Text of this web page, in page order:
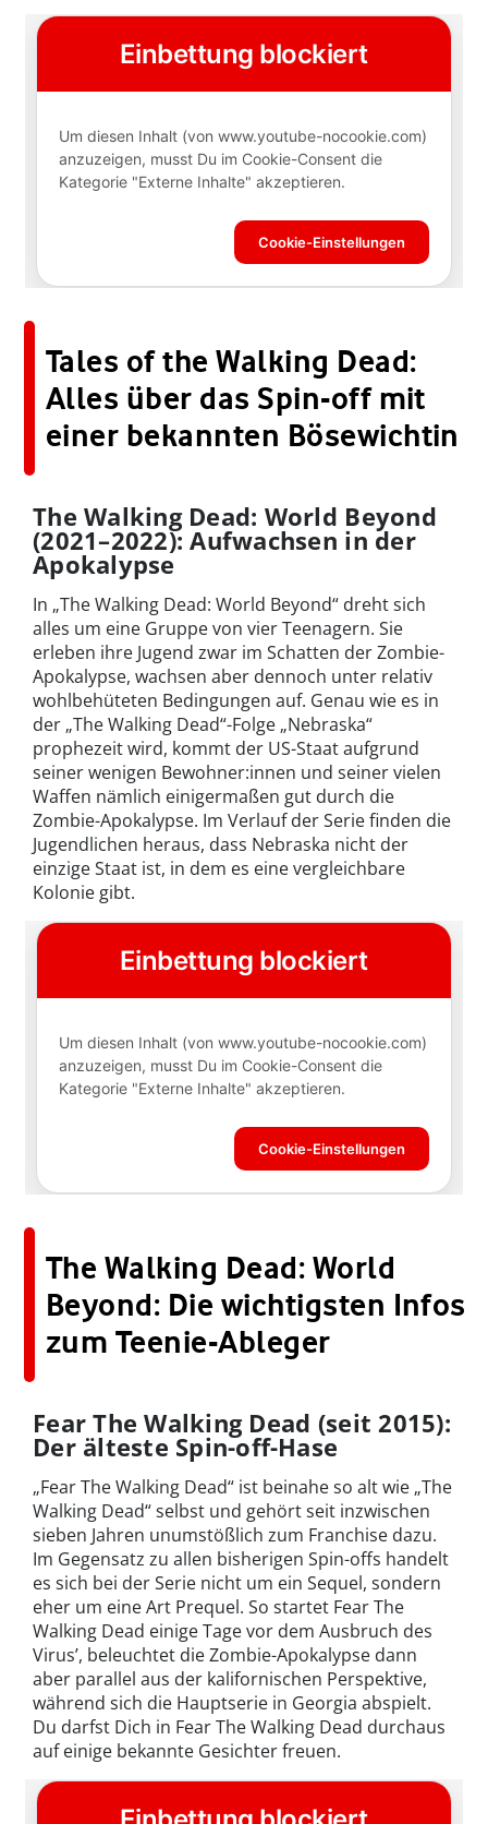
Tales of the Walking Dead:
Alles über das Spin-off mit
einer bekannten Bösewichtin
The Walking Dead: World Beyond
(2021–2022): Aufwachsen in der
Apokalypse
In „The Walking Dead: World Beyond“ dreht sich
alles um eine Gruppe von vier Teenagern. Sie
erleben ihre Jugend zwar im Schatten der Zombie-
Apokalypse, wachsen aber dennoch unter relativ
wohlbehüteten Bedingungen auf. Genau wie es in
der „The Walking Dead“-Folge „Nebraska“
prophezeit wird, kommt der US-Staat aufgrund
seiner wenigen Bewohner:innen und seiner vielen
Waffen nämlich einigermaßen gut durch die
Zombie-Apokalypse. Im Verlauf der Serie finden die
Jugendlichen heraus, dass Nebraska nicht der
einzige Staat ist, in dem es eine vergleichbare
Kolonie gibt.
The Walking Dead: World
Beyond: Die wichtigsten Infos
zum Teenie-Ableger
Fear The Walking Dead (seit 2015):
Der älteste Spin-off-Hase
„Fear The Walking Dead“ ist beinahe so alt wie „The
Walking Dead“ selbst und gehört seit inzwischen
sieben Jahren unumstößlich zum Franchise dazu.
Im Gegensatz zu allen bisherigen Spin-offs handelt
es sich bei der Serie nicht um ein Sequel, sondern
eher um eine Art Prequel. So startet Fear The
Walking Dead einige Tage vor dem Ausbruch des
Virus’, beleuchtet die Zombie-Apokalypse dann
aber parallel aus der kalifornischen Perspektive,
während sich die Hauptserie in Georgia abspielt.
Du darfst Dich in Fear The Walking Dead durchaus
auf einige bekannte Gesichter freuen.